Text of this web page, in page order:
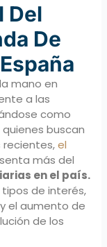
Del
De
mano en
a las
como
buscan
recientes,el
más del
en el país.
de interés,
el aumento de
de los